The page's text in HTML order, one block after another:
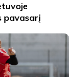
pavasarį